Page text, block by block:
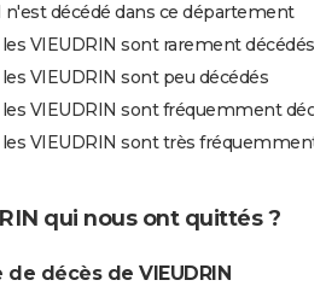
n'est décédé dans ce département
VIEUDRIN sont rarement décédés
VIEUDRIN sont peu décédés
VIEUDRIN sont fréquemment
VIEUDRIN sont très fréquemment
qui nous ont quittés ?
décès de VIEUDRIN